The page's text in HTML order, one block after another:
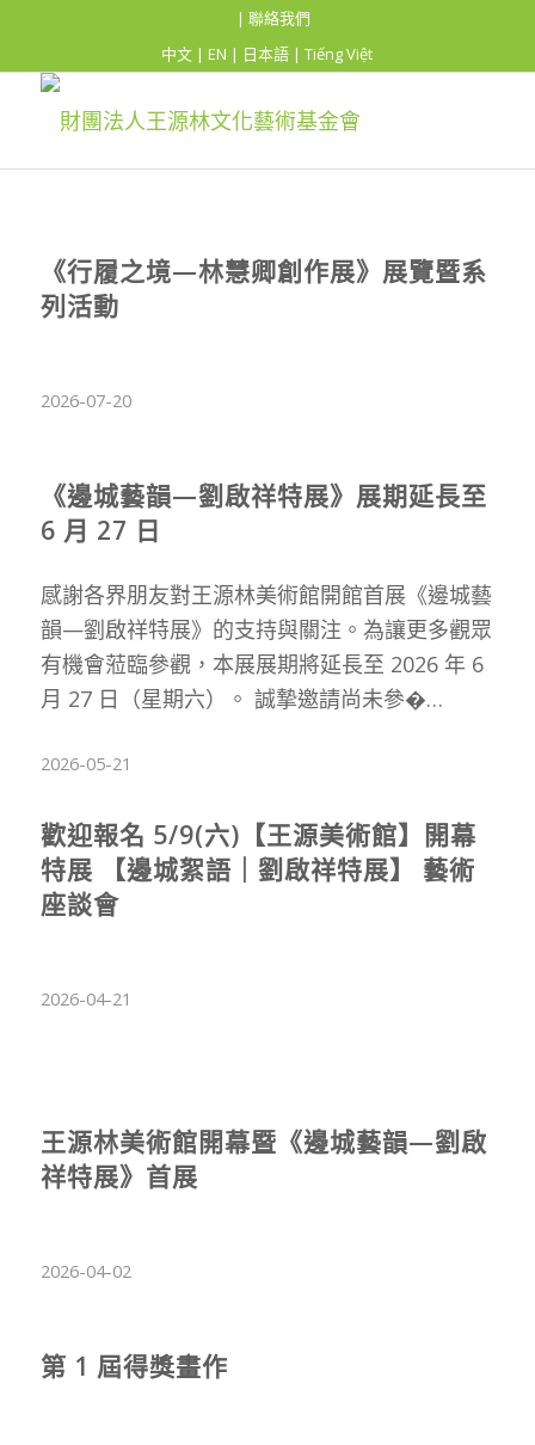
| 聯絡我們
中文 |EN | 日本語 |Tiếng Việt
《行履之境—林慧卿創作展》展覽暨系
列活動
2026-07-20
《邊城藝韻—劉啟祥特展》展期延長至
6 月 27 日
感謝各界朋友對王源林美術館開館首展《邊城藝
韻—劉啟祥特展》的支持與關注。為讓更多觀眾
有機會蒞臨參觀，本展展期將延長至 2026 年 6
月 27 日（星期六）。 誠摯邀請尚未參�…
2026-05-21
歡迎報名 5/9(六)【王源美術館】開幕
特展 【邊城絮語｜劉啟祥特展】 藝術
座談會
2026-04-21
王源林美術館開幕暨《邊城藝韻—劉啟
祥特展》首展
2026-04-02
第 1 屆得獎畫作